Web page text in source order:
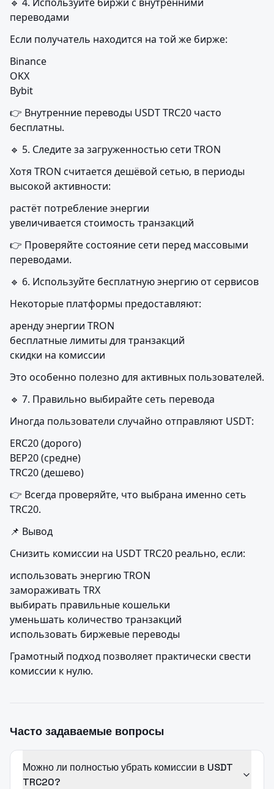
переводами
Если получатель находится на той же бирже:
Binance
OKX
Bybit
👉 Внутренние переводы USDT TRC20 часто
бесплатны.
🔹 5. Следите за загруженностью сети TRON
Хотя TRON считается дешёвой сетью, в периоды
высокой активности:
растёт потребление энергии
увеличивается стоимость транзакций
👉 Проверяйте состояние сети перед массовыми
переводами.
🔹 6. Используйте бесплатную энергию от сервисов
Некоторые платформы предоставляют:
аренду энергии TRON
бесплатные лимиты для транзакций
скидки на комиссии
Это особенно полезно для активных пользователей.
🔹 7. Правильно выбирайте сеть перевода
Иногда пользователи случайно отправляют USDT:
ERC20 (дорого)
BEP20 (средне)
TRC20 (дешево)
👉 Всегда проверяйте, что выбрана именно сеть
TRC20.
📌 Вывод
Снизить комиссии на USDT TRC20 реально, если:
использовать энергию TRON
замораживать TRX
выбирать правильные кошельки
уменьшать количество транзакций
использовать биржевые переводы
Грамотный подход позволяет практически свести
комиссии к нулю.
Часто задаваемые вопросы
Можно ли полностью убрать комиссии в USDT
TRC20?